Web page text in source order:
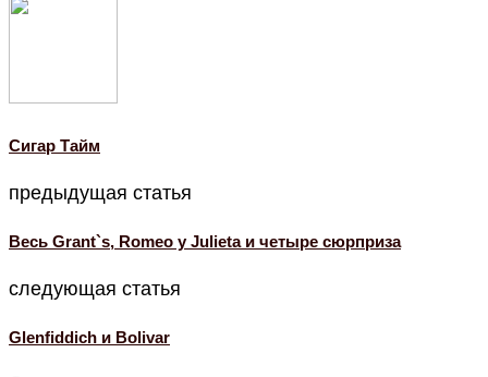
Cигар Тайм
предыдущая статья
Весь Grant`s, Romeo y Julieta и четыре сюрприза
следующая статья
Glenfiddich и Bolivar